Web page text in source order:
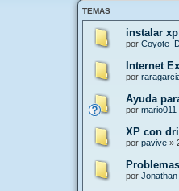
TEMAS
instalar
por
Internet
por
Ayuda
por mario011
XP con
por pavive »
por Jonathan